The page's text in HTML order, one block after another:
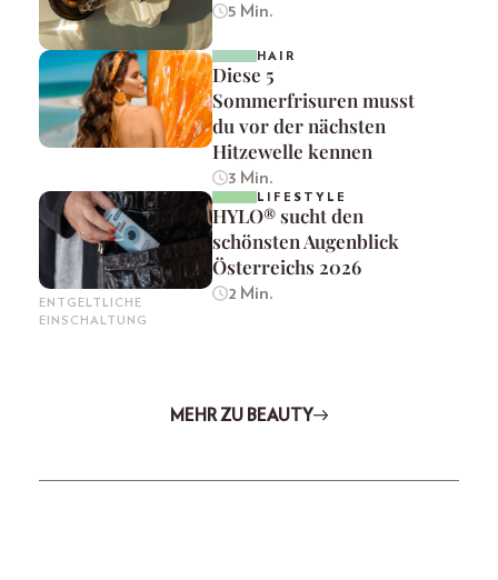
5 Min.
HAIR
Diese 5
Sommerfrisuren musst
du vor der nächsten
Hitzewelle kennen
3 Min.
ENTGELTLICHE
EINSCHALTUNG
LIFESTYLE
HYLO® sucht den
schönsten Augenblick
Österreichs 2026
2 Min.
MEHR ZU BEAUTY